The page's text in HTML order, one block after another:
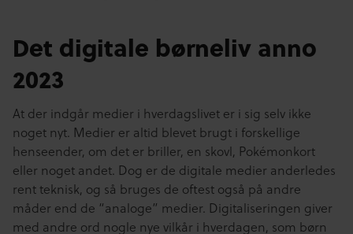
Det digitale børneliv anno
2023
At der indgår medier i hverdagslivet er i sig selv ikke
noget nyt. Medier er altid blevet brugt i forskellige
henseender, om det er briller, en skovl, Pokémonkort
eller noget andet. Dog er de digitale medier anderledes
rent teknisk, og så bruges de oftest også på andre
måder end de “analoge” medier. Digitaliseringen giver
med andre ord nogle nye vilkår i hverdagen, som børn